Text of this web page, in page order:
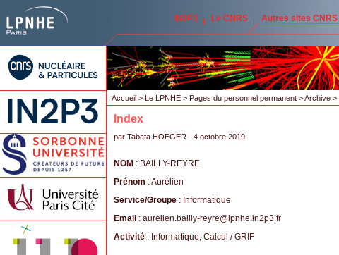
IN2P3 Le CNRS Autres sites CNRS
Accueil > Le LPNHE > Pages du personnel permanent >Archive >
Index
par Tabata HOEGER - 4 octobre 2019
NOM : BAILLY-REYRE
Prénom : Aurélien
Service/Groupe : Informatique
Email : aurelien.bailly-reyre@ lpnhe.in2p3.fr
Activité : Informatique, Calcul / GRIF